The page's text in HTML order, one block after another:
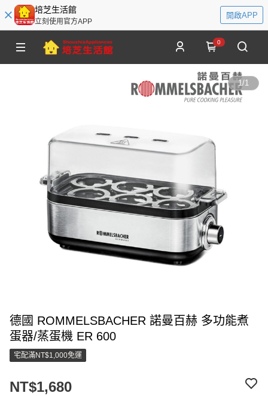
培芝生活館
立刻使用官方APP
開啟APP
0
1/1
德國 ROMMELSBACHER 諾曼百赫 多功能煮
蛋器/蒸蛋機 ER 600
宅配滿NT$1,000免運
NT$1,680